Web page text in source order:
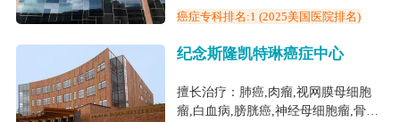
列腺癌,头颈癌,骨肉瘤
癌症专科排名:1 (2025美国医院排名)
纪念斯隆凯特琳癌症中心
擅长治疗：肺癌,肉瘤,视网膜母细胞
瘤,白血病,膀胱癌,神经母细胞瘤,骨髓